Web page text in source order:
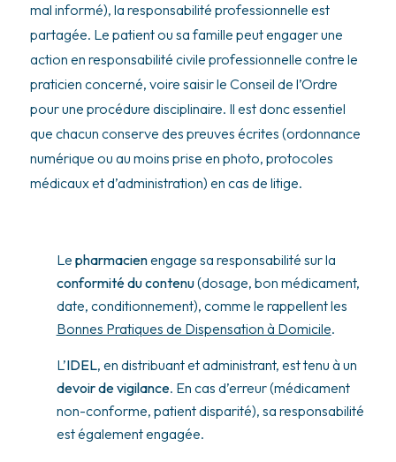
mal informé), la responsabilité professionnelle est
partagée. Le patient ou sa famille peut engager une
action en responsabilité civile professionnelle contre le
praticien concerné, voire saisir le Conseil de l’Ordre
pour une procédure disciplinaire. Il est donc essentiel
que chacun conserve des preuves écrites (ordonnance
numérique ou au moins prise en photo, protocoles
médicaux et d’administration) en cas de litige.
Le pharmacienengage sa responsabilité sur la
conformité du contenu(dosage, bon médicament,
date, conditionnement), comme le rappellent les
Bonnes Pratiques de Dispensation à Domicile.
L’IDEL, en distribuant et administrant, est tenu à un
devoir de vigilance. En cas d’erreur (médicament
non-conforme, patient disparité), sa responsabilité
est également engagée.